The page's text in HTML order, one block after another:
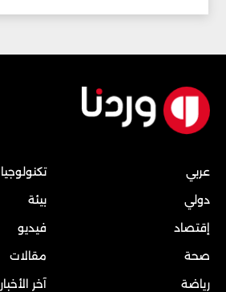
عربي
دولي
إقتصاد
صحة
رياضة
تكنولوجيا
بيئة
فيديو
مقالات
آخر الأخبار